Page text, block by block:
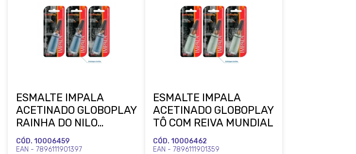
ESMALTE IMPALA
ACETINADO GLOBOPLAY
RAINHA DO NILO
MUNDIAL
CÓD. 10006459
EAN - 7896111901397
ESMALTE IMPALA
ACETINADO GLOBOPLAY
TÔ COM REIVA MUNDIAL
CÓD. 10006462
EAN - 7896111901359